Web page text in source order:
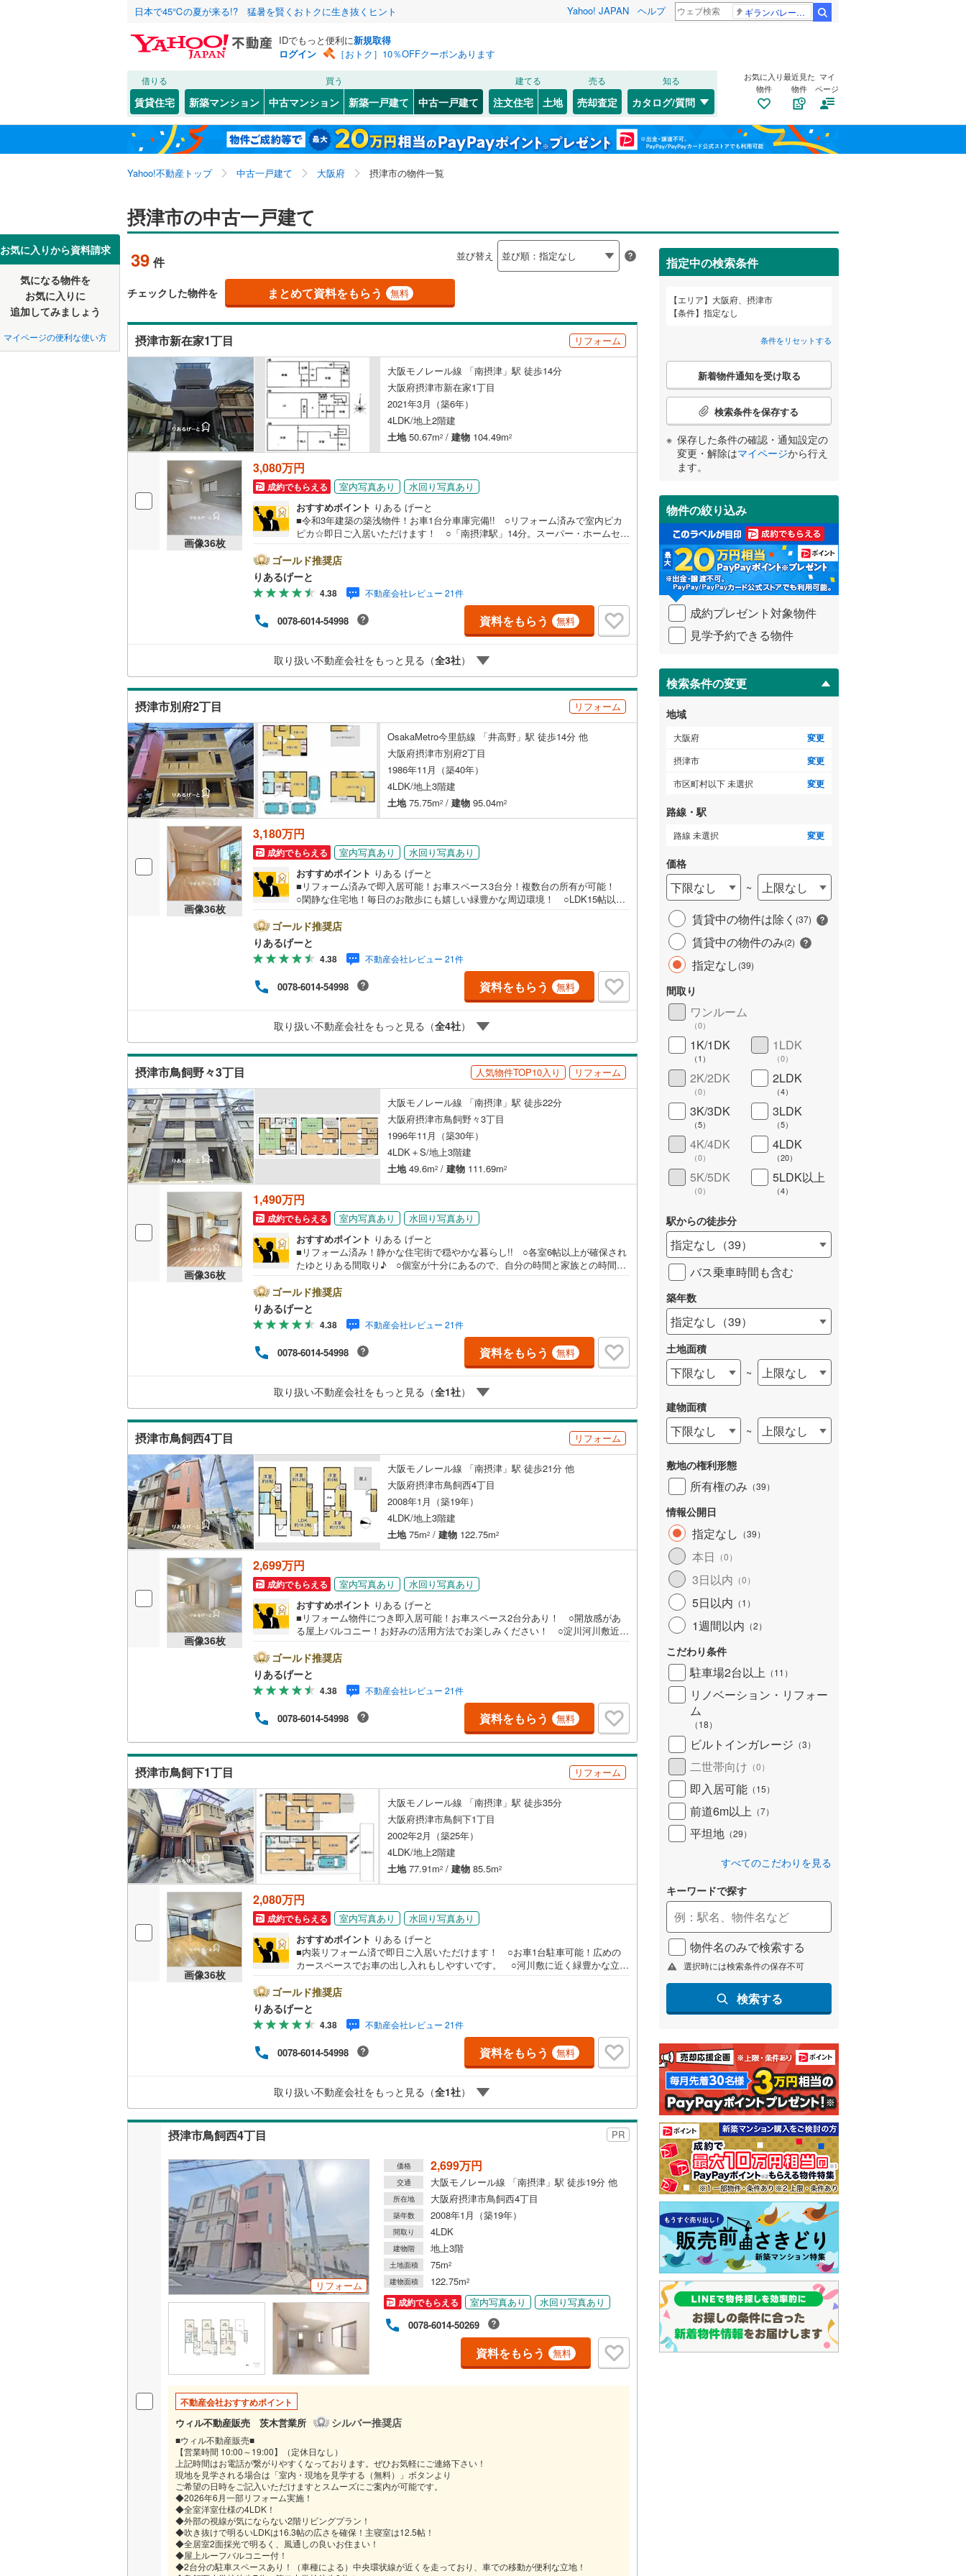
日本で45℃の夏が来る!? 猛暑を賢くおトクに生き抜くヒント Yahoo! JAPAN ヘルプ ギランバレー症候群
IDでもっと便利に新規取得
ログイン
［おトク］10％OFFクーポンあります
借りる
賃貸住宅
買う
新築マンション 中古マンション 新築一戸建て 中古一戸建て
建てる
注文住宅 土地
売る
売却査定
知る
カタログ/質問
お気に入り
物件
最近見た
物件
マイ
ページ
Yahoo!不動産トップ 中古一戸建て 大阪府 摂津市の物件一覧
お気に入りから資料請求
気になる物件を
お気に入りに
追加してみましょう
マイページの便利な使い方
摂津市の中古一戸建て
39 件 並び替え
チェックした物件を まとめて資料をもらう 無料
摂津市新在家1丁目 リフォーム
大阪モノレール線 「南摂津」駅 徒歩14分
大阪府摂津市新在家1丁目
2021年3月（築6年）
4LDK/地上2階建
土地50.67m2 / 建物 104.49m2
画像36枚
3,080万円
成約でもらえる 室内写真あり
水回り写真あり
おすすめポイント りある げーと
■令和3年建築の築浅物件！お車1台分車庫完備!! ○リフォーム済みで室内ピカ
ピカ☆即日ご入居いただけます！ ○「南摂津駅」14分。スーパー・ホームセン
と見学してみたいだけなどでも内覧可能です！売主さまの都合等で見学ができ
ない場合がございます。お気軽に「りあるげーと」までお問合わせ下さい！■
「りあるげーと」が選ばれるポイント！■年中休まず営業中！いつでも対応致し
ます！・営業時間:9:00～21:00上記の時間帯は、お電話でのお問い合わせでスム
ーズに案内が可能です！■各種相談、承ります！■【無料送迎】「小さなお子さ
まをつれて外出しづらい」「来店までの交通手段が取りづらい」などご相談く
ださい！営業スタッフがご自宅に伺って送迎致します！【リフォーム相談】資
たりの提案を行います！■その他:物件相談、住宅ローン相談、ご質問、気にな
ること、何でもお気軽にご相談ください！
ゴールド推奨店
りあるげーと
4.38 不動産会社レビュー 21件
0078-6014-54998 資料をもらう 無料
取り扱い不動産会社をもっと見る（全3社）
摂津市別府2丁目 リフォーム
OsakaMetro今里筋線 「井高野」駅 徒歩14分 他
大阪府摂津市別府2丁目
1986年11月（築40年）
4LDK/地上3階建
土地75.75m2 / 建物 95.04m2
画像36枚
3,180万円
成約でもらえる 室内写真あり
水回り写真あり
おすすめポイント りある げーと
■リフォーム済みで即入居可能！お車スペース3台分！複数台の所有が可能！
○閑静な住宅地！毎日のお散歩にも嬉しい緑豊かな周辺環境！ ○LDK15帖以
ま！ちょっと見学してみたいだけなどでも内覧可能です！売主さまの都合等で
見学ができない場合がございます。お気軽に「りあるげーと」までお問合わせ
下さい！■「りあるげーと」が選ばれるポイント！■年中休まず営業中！いつで
も対応致します！・営業時間:9:00～21:00上記の時間帯は、お電話でのお問い合
わせでスムーズに案内が可能です！■各種相談、承ります！■【無料送迎】「小
さなお子さまをつれて外出しづらい」「来店までの交通手段が取りづらい」な
どご相談ください！営業スタッフがご自宅に伺って送迎致します！【リフォー
さまにぴったりの提案を行います！■その他:物件相談、住宅ローン相談、ご質
問、気になること、何でもお気軽にご相談ください！
ゴールド推奨店
りあるげーと
4.38 不動産会社レビュー 21件
0078-6014-54998 資料をもらう 無料
取り扱い不動産会社をもっと見る（全4社）
摂津市鳥飼野々3丁目 人気物件TOP10入り リフォーム
大阪モノレール線 「南摂津」駅 徒歩22分
大阪府摂津市鳥飼野々3丁目
1996年11月（築30年）
4LDK＋S/地上3階建
土地49.6m2 / 建物 111.69m2
画像36枚
1,490万円
成約でもらえる 室内写真あり
水回り写真あり
おすすめポイント りある げーと
■リフォーム済み！静かな住宅街で穏やかな暮らし!! ○各室6帖以上が確保され
たゆとりある間取り♪ ○個室が十分にあるので、自分の時間と家族との時間の
っと見学してみたいだけなどでも内覧可能です！売主さまの都合等で見学がで
きない場合がございます。お気軽に「りあるげーと」までお問合わせ下さい！■
「りあるげーと」が選ばれるポイント！■年中休まず営業中！いつでも対応致し
ます！・営業時間:9:00～21:00上記の時間帯は、お電話でのお問い合わせでスム
ーズに案内が可能です！■各種相談、承ります！■【無料送迎】「小さなお子さ
まをつれて外出しづらい」「来店までの交通手段が取りづらい」などご相談く
ださい！営業スタッフがご自宅に伺って送迎致します！【リフォーム相談】資
たりの提案を行います！■その他:物件相談、住宅ローン相談、ご質問、気にな
ること、何でもお気軽にご相談ください！
ゴールド推奨店
りあるげーと
4.38 不動産会社レビュー 21件
0078-6014-54998 資料をもらう 無料
取り扱い不動産会社をもっと見る（全1社）
摂津市鳥飼西4丁目 リフォーム
大阪モノレール線 「南摂津」駅 徒歩21分 他
大阪府摂津市鳥飼西4丁目
2008年1月（築19年）
4LDK/地上3階建
土地75m2 / 建物 122.75m2
画像36枚
2,699万円
成約でもらえる 室内写真あり
水回り写真あり
おすすめポイント りある げーと
■リフォーム物件につき即入居可能！お車スペース2台分あり！ ○開放感があ
る屋上バルコニー！お好みの活用方法でお楽しみください！ ○淀川河川敷近く
ま！ちょっと見学してみたいだけなどでも内覧可能です！売主さまの都合等で
見学ができない場合がございます。お気軽に「りあるげーと」までお問合わせ
下さい！■「りあるげーと」が選ばれるポイント！■年中休まず営業中！いつで
も対応致します！・営業時間:9:00～21:00上記の時間帯は、お電話でのお問い合
わせでスムーズに案内が可能です！■各種相談、承ります！■【無料送迎】「小
さなお子さまをつれて外出しづらい」「来店までの交通手段が取りづらい」な
どご相談ください！営業スタッフがご自宅に伺って送迎致します！【リフォー
ム相談】資格を持った専門スタッフがお悩みに合わせてお話をうかがい、お客
さまにぴったりの提案を行います！■その他:物件相談、住宅ローン相談、ご質
ゴールド推奨店
りあるげーと
4.38 不動産会社レビュー 21件
0078-6014-54998 資料をもらう 無料
摂津市鳥飼下1丁目 リフォーム
大阪モノレール線 「南摂津」駅 徒歩35分
大阪府摂津市鳥飼下1丁目
2002年2月（築25年）
4LDK/地上2階建
土地77.91m2 / 建物 85.5m2
画像36枚
2,080万円
成約でもらえる 室内写真あり
水回り写真あり
おすすめポイント りある げーと
■内装リフォーム済で即日ご入居いただけます！ ○お車1台駐車可能！広めの
カースペースでお車の出し入れもしやすいです。 ○河川敷に近く緑豊かな立
ま！ちょっと見学してみたいだけなどでも内覧可能です！売主さまの都合等で
見学ができない場合がございます。お気軽に「りあるげーと」までお問合わせ
下さい！■「りあるげーと」が選ばれるポイント！■年中休まず営業中！いつで
も対応致します！・営業時間:9:00～21:00上記の時間帯は、お電話でのお問い合
わせでスムーズに案内が可能です！■各種相談、承ります！■【無料送迎】「小
さなお子さまをつれて外出しづらい」「来店までの交通手段が取りづらい」な
どご相談ください！営業スタッフがご自宅に伺って送迎致します！【リフォー
さまにぴったりの提案を行います！■その他:物件相談、住宅ローン相談、ご質
問、気になること、何でもお気軽にご相談ください！
ゴールド推奨店
りあるげーと
4.38 不動産会社レビュー 21件
0078-6014-54998 資料をもらう 無料
取り扱い不動産会社をもっと見る（全1社）
摂津市鳥飼西4丁目 PR
リフォーム
価格 2,699万円
交通 大阪モノレール線 「南摂津」駅 徒歩19分 他
所在地 大阪府摂津市鳥飼西4丁目
築年数 2008年1月（築19年）
間取り 4LDK
建物階 地上3階
土地面積 75m2
建物面積 122.75m2
成約でもらえる 室内写真あり
水回り写真あり
0078-6014-50269
資料をもらう 無料
不動産会社おすすめポイント
ウィル不動産販売 茨木営業所 シルバー推奨店
■ウィル不動産販売■
【営業時間 10:00～19:00】（定休日なし）
上記時間はお電話が繋がりやすくなっております。ぜひお気軽にご連絡下さい！
現地を見学される場合は「室内・現地を見学する（無料）」ボタンより
ご希望の日時をご記入いただけますとスムーズにご案内が可能です。
◆2026年6月一部リフォーム実施！
◆全室洋室仕様の4LDK！
◆外部の視線が気にならない2階リビングプラン！
◆吹き抜けで明るいLDKは16.3帖の広さを確保！主寝室は12.5帖！
◆全居室2面採光で明るく、風通しの良いお住まい！
◆屋上ルーフバルコニー付！
◆2台分の駐車スペースあり！（車種による）中央環状線が近くを走っており、車での移動が便利な立地！
指定中の検索条件
エリア
大阪府、摂津市
条件
指定なし
条件をリセットする
こ
検
条
件
受
け
取
る
・
条
件
を
イ
ペ
ジ
に
保
存
す
る
新着物件通知を受け取る
検索条件を保存する
保存した条件の確認・通知設定の
変更・解除はマイページから行え
ます。
物件の絞り込み
成約プレゼント対象物件
見学予約できる物件
検索条件の変更
地域
大阪府 変更
摂津市 変更
市区町村以下 未選択 変更
路線・駅
路線 未選択 変更
価格
下限なし ~
上限なし
賃貸中の物件は除く (37)
賃貸中の物件のみ(2)
指定なし(39)
間取り
ワンルーム
（0）
1K/1DK
（1 ）
1LDK
（0）
2K/2DK
（0）
2LDK
（4）
3K/3DK
（5）
3LDK
（5）
4K/4DK
（0）
4LDK
（20）
5K/5DK
（0）
5LDK以上
（4）
駅からの徒歩分
指定なし （39）
バス乗車時間も含む
築年数
指定なし （39）
土地面積
下限なし ~ 上限なし
建物面積
下限なし ~ 上限なし
敷地の権利形態
所有権のみ （39）
情報公開日
指定なし （39）
本日 （0）
3日以内 （0）
5日以内 （1 ）
1週間以内 （2）
こだわり条件
駐車場2台以上 （11 ）
リノベーション・リフォー
ム
（18）
ビルトインガレージ （3）
二世帯向け （0）
即入居可能 （15）
前道6m以上 （7）
平坦地 （29）
すべてのこだわりを見る
キーワードで探す
物件名のみで検索する
選択時には検索条件の保存不可
検索する
北海道 北海道
東北 青森 岩手 宮城 秋田 山形 福島
関東 東京 神奈川 埼玉
信越・北陸 新潟
三重
近畿 大阪 兵庫
中国 鳥取 島根 岡山 広島 山口
四国 徳島 香川 愛媛 高知
九州・沖縄 福岡 佐賀 長崎 鹿児島
該当物件0件 この条件で検索する
大阪市 都島区(12) 福島区(13) 此花区(28)
西淀川区(31) 東淀川区(70) 旭区(19)
淀川区
51)
港区(17
東成区(24) 城東区(34) 鶴見区(25)
天王寺区(20) 生野区(46)
阿倍野区(18)
平野区(60)
堺市 堺区(36) 中区(63)
西区(51) 南区( 北区(25)
美原区(40)
大阪府のそのほ
かの地域
岸和田市(10) 豊中市(55) 池田市(32)
吹田市(41) 泉大津市 高槻市 (
貝塚市(24) 枚方市(226)
茨木市(64) 八尾市 (56) 泉佐野市(6)
富田林市(65) 河内長野市(65)
松原市( 80 ) 和泉市(26)
箕面市(46) 柏原市 (36 羽曳野市(89)
摂津市(39) 高石市(10)
藤井寺市(43) 東大阪市 泉南市(41)
四條畷市(32) 交野市(28) 大阪狭山市(20)
阪南市(43) 三島郡島本町(5) 豊能郡豊能町
豊能郡能勢町(2) 泉北郡忠岡町
泉南郡田尻町(1) 泉南郡岬町 南河内郡太子町(10
南河内郡河南町(8) 南河内郡千早赤阪村
該当物件0件 この条件で検索する
正雀(2) 正雀本町(1) 新在家(3)
千里丘(1) 鶴野(2) 鳥飼上(3)
鳥飼下
5)
鳥飼和道
別府(2) 鳥飼新町(4) 鳥飼本町(2)
該当物件0件 この条件で検索する
JR 東海道本線（JR西日本）(11) 関西本線（JR西日本） (0) 大阪環状線(
桜島線(0) 福知山線(0) 片町線(0)
阪和線(0) 関西空港線 (0) 東西線(0)
おおさか東線(0
地下鉄 OsakaMetro長堀鶴見緑地線
OsakaMetro谷町線(6) OsakaMetro四つ橋線(0) OsakaMetro中央線(0)
OsakaMetro堺筋線(0 )
私鉄・その他 近鉄大阪線(0) 近鉄信貴線(0)
近鉄南大阪線(0) 近鉄長野線(0)
近鉄けいはんな線(0) 近鉄西信貴ケーブル(0)
京阪交野線 (0 京阪中之島線 阪急京都本線(19)
阪急千里線(0) 阪急宝塚本線(0)
阪急箕面線(0) 阪神本線( 阪神なんば線(0)
能勢電鉄妙見線
南海高師浜線(0)
南海多奈川線 ( 0) 南海高野線
阪堺電気軌道上町線(0) 南海空港線 (0 南海汐見橋線(0)
南海泉北線 (0 ) OsakaMetroニュートラム( 大阪モノレール線(37)
国際文化公園都市モノレール
水間鉄道(0)
該当物件0件 この条件で検索する
該当物件0件 この条件で検索する
こだわり条件 リフォーム、リノベーション
リノベーション・リフォーム
（18）
築古・築30年以上（15）
設備
床暖房（
駐車場2台以上（11） ビルトインガレージ（3） 太陽光発電システム（0）
（14）
防犯カメラ（ 0）
（0） 0）
二世帯向け（0） 平屋・1階建て（1 3階建て以上（27）
サービスルーム（納戸）（5）
最寄りの駅が始発駅 小学校まで1km以内
配置、向き、建ち方、日当たり
前道6m以上（7） 角地（ 1） 南道路（3）
平坦地（29）
LD
リビングダイニング15畳以上
キッチン
）
販売、価格、契約、入居関連など
即入居可能 （15）
浴室
浴室乾燥機あり
収納
ウォークインクローゼット
床下収納（1）
バルコニー、庭
ウッドデッキあり（
耐震、免震、制震構造
住宅性能評価付き（0） 長期優良住宅
オンライン内見(相談)可（12） IT重説可
詳しく見る
該当物件0件 この条件で検索する
検索条件を保存しました
この検索条件の新着物件通知は、 マイページから設定できます。
保存した条件を見る
大阪府、摂津市
検索条件を保存する
マイページ
お気に入りリストを見る
閉じる
お気に入りリストを見る
閉じる